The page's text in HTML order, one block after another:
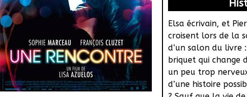
Elsa écrivain, et
croisent lors de la
d’un salon du livre
briquet qui change
un peu trop
d’une histoire